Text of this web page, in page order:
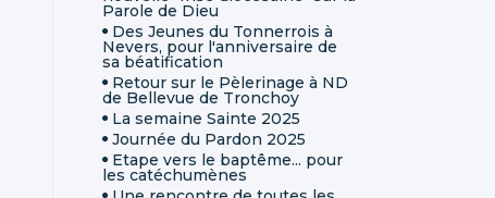
Parole de Dieu
Des Jeunes du Tonnerrois à
Nevers, pour l'anniversaire de
sa béatification
Retour sur le Pèlerinage à ND
de Bellevue de Tronchoy
La semaine Sainte 2025
Journée du Pardon 2025
Etape vers le baptême... pour
les catéchumènes